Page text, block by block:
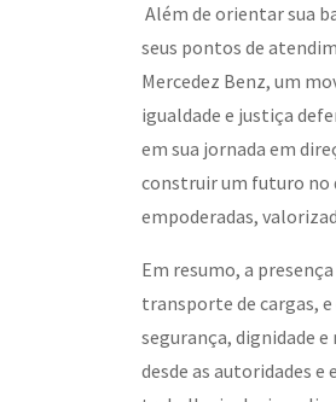
Além de orientar sua
seus pontos de
Mercedez Benz, um
igualdade e justiça
em sua jornada em
construir um futuro no
empoderadas,
Em resumo, a
transporte de cargas,
segurança, dignidade
desde as autoridades